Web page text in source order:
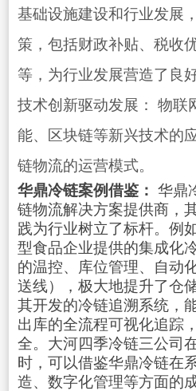
基础设施建设和行业发展
策，包括财政补贴、税收
等，为行业发展营造了良
技术创新驱动发展： 物联
能、区块链等新兴技术的
链物流的运营模式。
华鼎冷链案例借鉴： 华鼎
链物流解决方案提供商，
践为行业树立了标杆。例
型食品企业提供的集成化
的温控、库位管理、自动
送线），极大地提升了仓
其开发的冷链追溯系统，
出库的全流程可视化追踪
全。大河四季冷链三公司
时，可以借鉴华鼎冷链在
造、数字化管理等方面的